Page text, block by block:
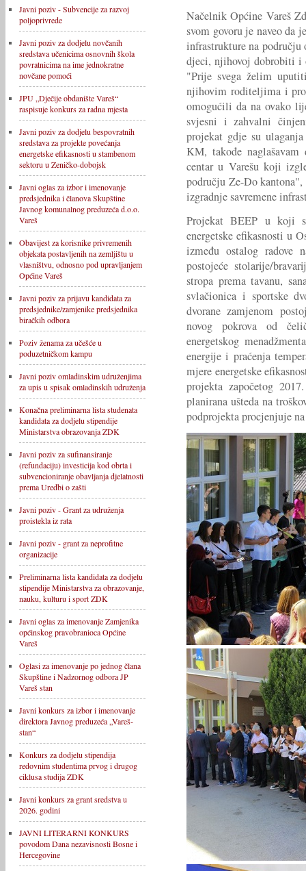
Javni poziv - Subvencije za razvoj
poljoprivrede
Javni poziv za dodjelu novčanih
sredstava učenicima osnovnih škola
povratnicima na ime jednokratne
novčane pomoći
JPU „Dječije obdanište Vareš“
raspisuje konkurs za radna mjesta
Javni poziv za dodjelu bespovratnih
sredstava za projekte povećanja
energetske efikasnosti u stambenom
sektoru u Zeničko-dobojsk
Javni oglas za izbor i imenovanje
predsjednika i članova Skupštine
Javnog komunalnog preduzeća d.o.o.
Vareš
Obavijest za korisnike privremenih
objekata postavljenih na zemljištu u
vlasništvu, odnosno pod upravljanjem
Općine Vareš
Javni poziv za prijavu kandidata za
predsjednike/zamjenike predsjednika
biračkih odbora
Poziv ženama za učešće u
poduzetničkom kampu
Javni poziv omladinskim udruženjima
za upis u spisak omladinskih udruženja
Konačna preliminarna lista studenata
kandidata za dodjelu stipendije
Ministarstva obrazovanja ZDK
Javni poziv za sufinansiranje
(refundaciju) investicija kod obrta i
subvencioniranje obavljanja djelatnosti
prema Uredbi o zašti
Javni poziv - Grant za udruženja
proistekla iz rata
Javni poziv - grant za neprofitne
organizacije
Preliminarna lista kandidata za dodjelu
stipendije Ministarstva za obrazovanje,
nauku, kulturu i sport ZDK
Javni oglas za imenovanje Zamjenika
općinskog pravobranioca Općine
Vareš
Oglasi za imenovanje po jednog člana
Skupštine i Nadzornog odbora JP
Vareš stan
Javni konkurs za izbor i imenovanje
direktora Javnog preduzeća „Vareš-
stan“
Konkurs za dodjelu stipendija
redovnim studentima prvog i drugog
ciklusa studija ZDK
Javni konkurs za grant sredstva u
2026. godini
JAVNI LITERARNI KONKURS
povodom Dana nezavisnosti Bosne i
Hercegovine
Načelnik Općine Vareš
svom govoru je naveo da
infrastrukture na području
djeci, njihovoj dobrobiti i
"Prije svega želim
njihovim roditeljima i
omogućili da na ovako
svjesni i zahvalni
projekat gdje su
KM, takođe
centar u Varešu koji
području Ze-Do
izgradnje savremene
Projekat BEEP u koji
energetske efikasnosti u
između ostalog radove
postojeće stolarije/
stropa prema tavanu,
svlačionica i sportske
dvorane zamjenom
novog pokrova od
energetskog
energije i praćenja
mjere energetske
projekta započetog
planirana ušteda na
podprojekta procjenjuje